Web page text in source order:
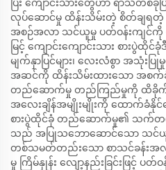
ပြီး ကျောင်းသားတွေဟာ ရာသီတ
လုပ်ဆောင်မှု ထိန်းသိမ်းတဲ့ စိတ်ချရ
အစဉ်အလာ သင်ယူမှု ပတ်ဝန်းကျင်
မြင့် ကျောင်းကျောင်းသား စားပွဲထို
မျက်နှာပြင်များ၊ လေးလံစွာ အသုံး
အဆင်ကို ထိန်းသိမ်းထားသော အစက်ခံနို
တည်ဆောက်မှု တည်ကြည်မှုကို ထိခိုက်စေ
အလေးချိန်အမျိုးမျိုးကို ထောက်ခံနိုင်
စားပွဲထိုင်ခုံ တည်ဆောက်မှု၏ သက်တမ်
သည် အပြုသဘောဆောင်သော သ
တစ်သမတ်တည်းသော စာသင်ခန်းအ
မှု ကြိမ်နှုန်း လျော့နည်းခြင်းဖြင့်